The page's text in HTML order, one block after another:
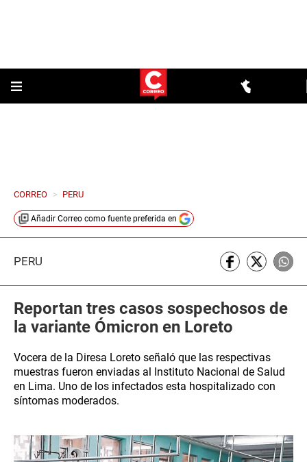
CORREO > PERU
Añadir Correo como fuente preferida en
PERÚ
Reportan tres casos sospechosos de
la variante Ómicron en Loreto
Vocera de la Diresa Loreto señaló que las respectivas
muestras fueron enviadas al Instituto Nacional de Salud
en Lima. Uno de los infectados esta hospitalizado con
síntomas moderados.